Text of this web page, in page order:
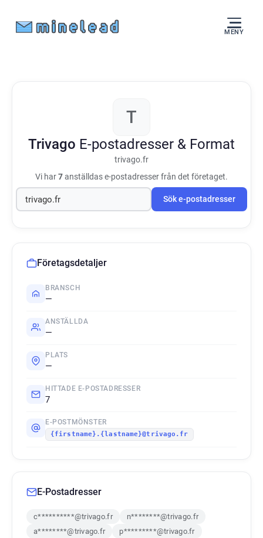
MENY
T
Trivago E-postadresser & Format
trivago.fr
Vi har7anställdas e-postadresser från det företaget.
Sök e-postadresser
Företagsdetaljer
BRANSCH
—
ANSTÄLLDA
—
PLATS
—
HITTADE E-POSTADRESSER
7
E-POSTMÖNSTER
{firstname}.{lastname}@trivago.fr
E-Postadresser
c**********@trivago.fr
n********@trivago.fr
a********@trivago.fr
p*********@trivago.fr